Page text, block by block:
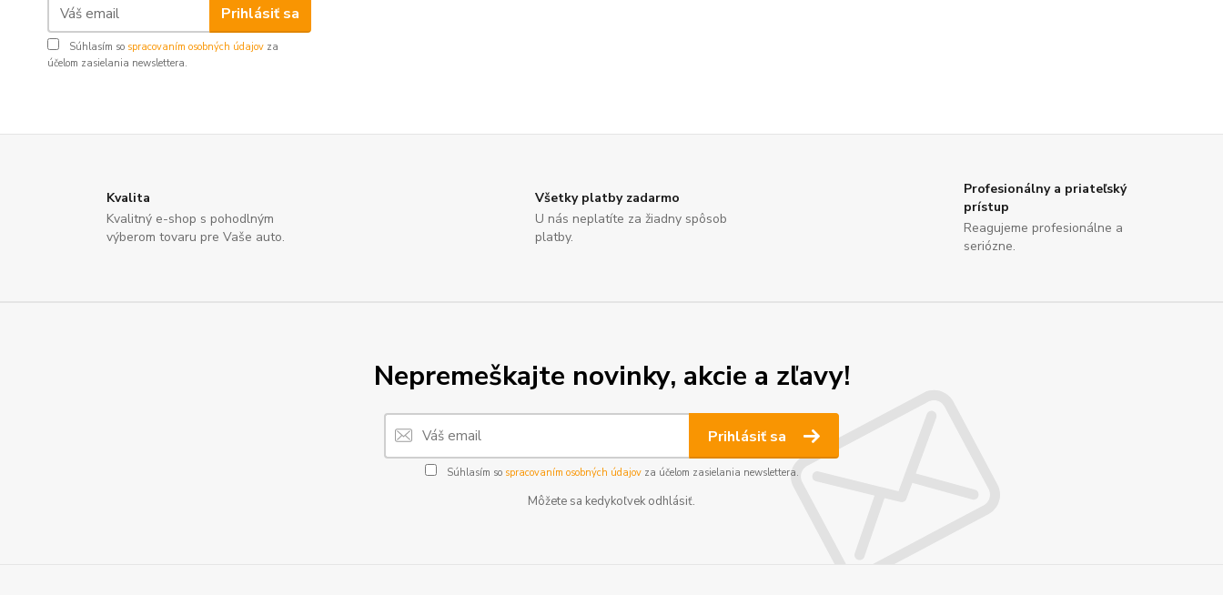
Prihlásiť sa
Súhlasím so spracovaním osobných údajov za
účelom zasielania newslettera.
Kvalita
Kvalitný e-shop s pohodlným
výberom tovaru pre Vaše auto.
Všetky platby zadarmo
U nás neplatíte za žiadny spôsob
platby.
Profesionálny a priateľský
prístup
Reagujeme profesionálne a
seriózne.
Nepremeškajte novinky, akcie a zľavy!
Prihlásiť sa
Súhlasím so spracovaním osobných údajovza účelom zasielania newslettera.
Môžete sa kedykoľvek odhlásiť.